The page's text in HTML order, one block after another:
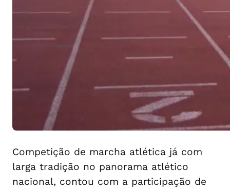
Competição de marcha atlética já com
larga tradição no panorama atlético
nacional, contou com a participação de